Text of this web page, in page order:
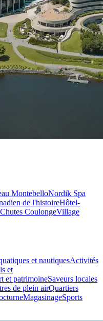
MontebelloNordik Spa
de l'histoireHôtel-
CoulongeVillage
et nautiquesActivités
et
et patrimoineSaveurs locales
de plein airQuartiers
MagasinageSports